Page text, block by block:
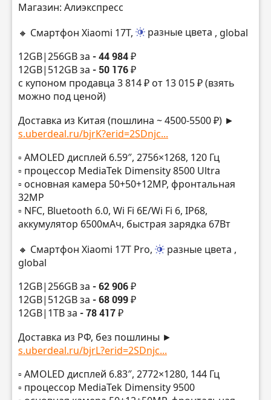
Магазин: Алиэкспресс
🔸 Смартфон Xiaomi 17T,
разные цвета , global
12GB|256GB за - 44 984 ₽
12GB|512GB за - 50 176 ₽
с купоном продавца 3 814 ₽ от 13 015 ₽ (взять
можно под ценой)
Доставка из Китая (пошлина ~ 4500-5500 ₽) ►
s.uberdeal.ru/bjrK?erid=2SDnjc...
▫️ AMOLED дисплей 6.59″, 2756×1268, 120 Гц
▫️ процессор MediaTek Dimensity 8500 Ultra
▫️ основная камера 50+50+12МР, фронтальная
32МР
▫️ NFC, Bluetooth 6.0, Wi Fi 6E/Wi Fi 6, IP68,
аккумулятор 6500мАч, быстрая зарядка 67Вт
🔸 Смартфон Xiaomi 17T Pro,
разные цвета ,
global
12GB|256GB за - 62 906 ₽
12GB|512GB за - 68 099 ₽
12GB|1TB за - 78 417 ₽
Доставка из РФ, без пошлины ►
s.uberdeal.ru/bjrL?erid=2SDnjc...
▫️ AMOLED дисплей 6.83″, 2772×1280, 144 Гц
▫️ процессор MediaTek Dimensity 9500